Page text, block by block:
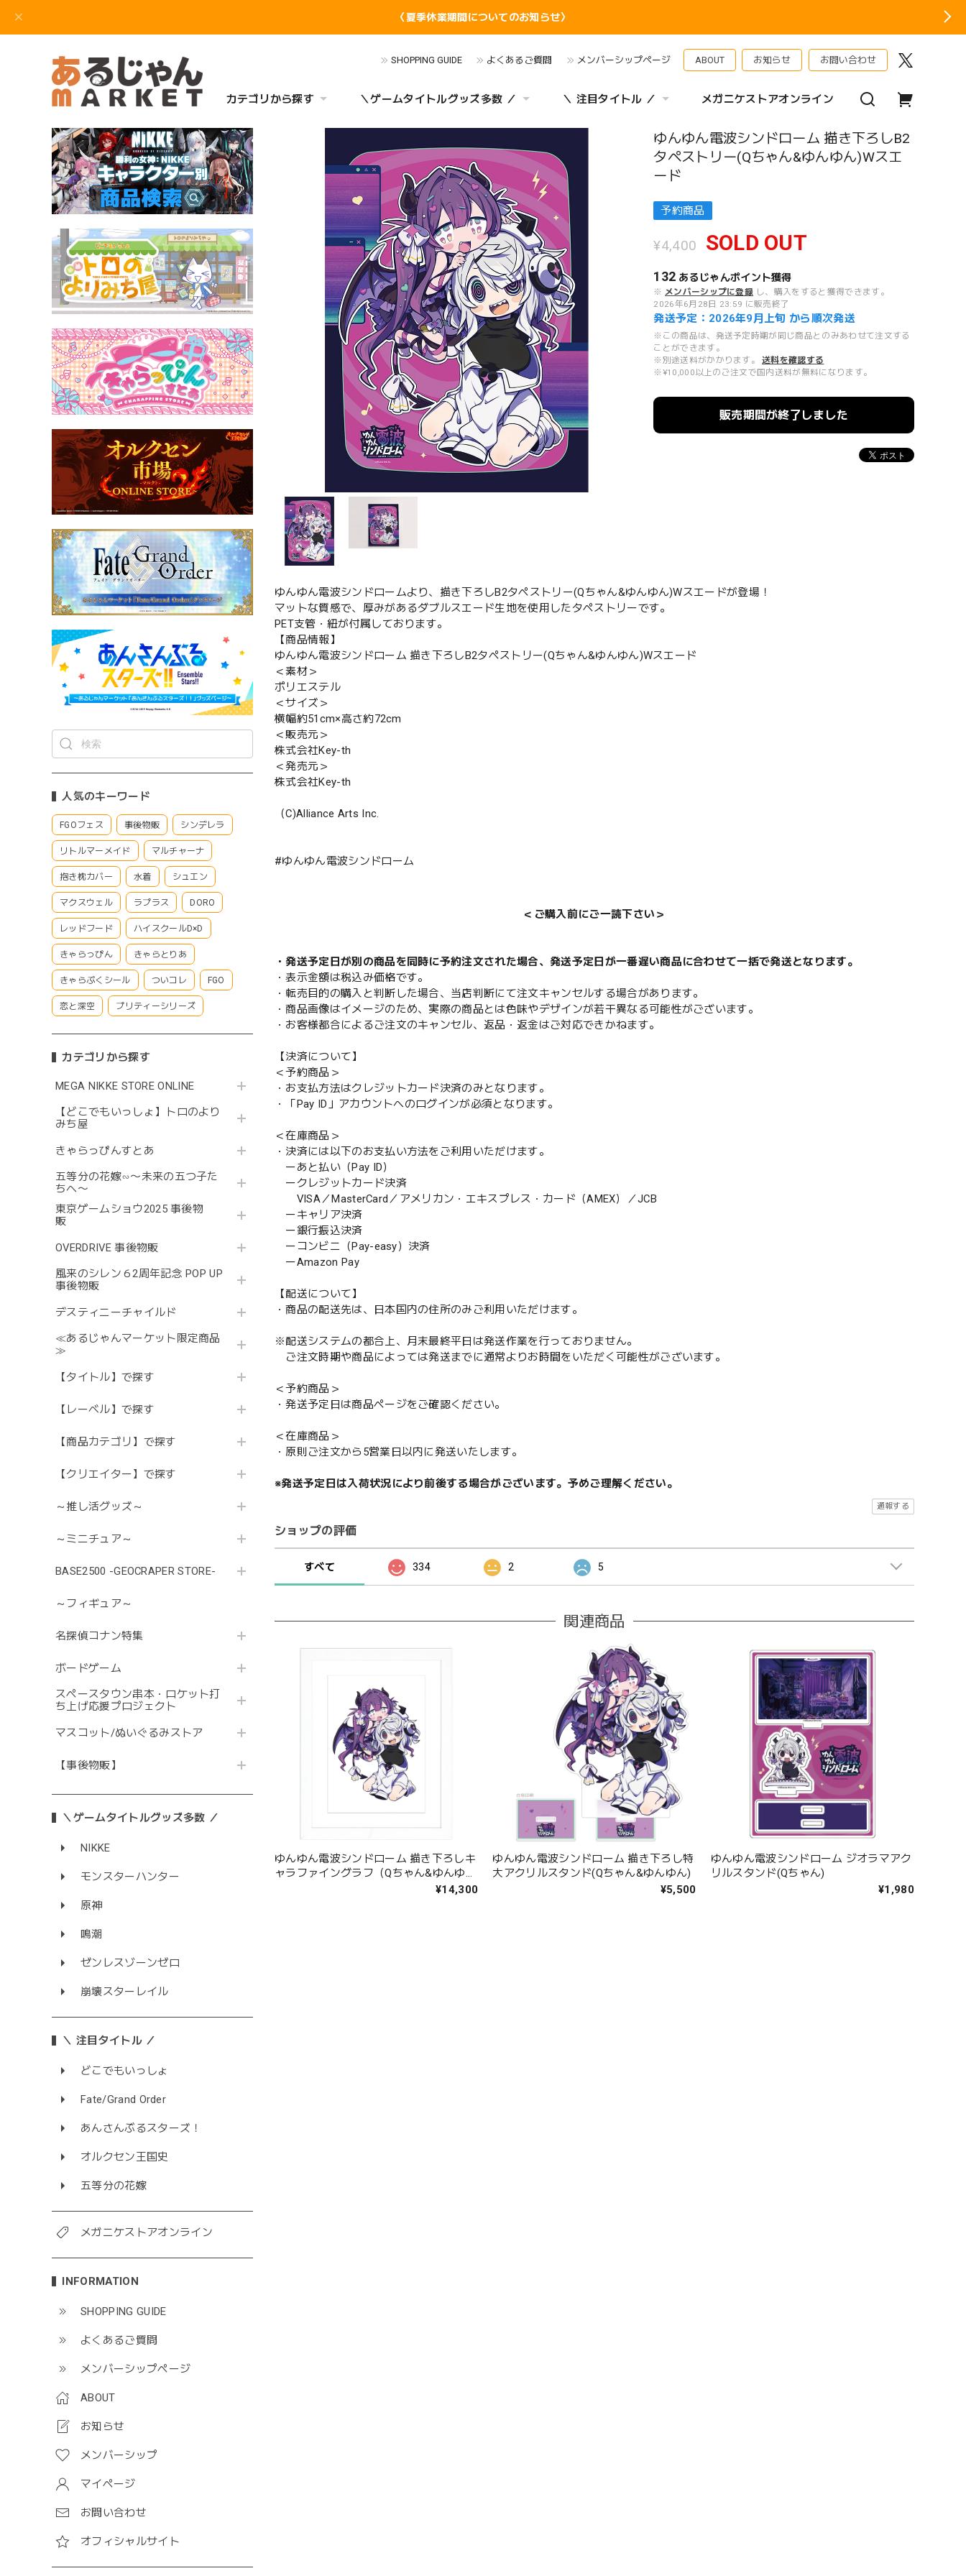
〈夏季休業期間についてのお知らせ〉
SHOPPING GUIDE よくあるご質問 メンバーシップページ ABOUT お知らせ お問い合わせ
カテゴリから探す ＼ゲームタイトルグッズ多数 ／ ＼ 注目タイトル ／ メガニケストアオンライン
人気のキーワード
FGOフェス 事後物販 シンデレラ
リトルマーメイド マルチャーナ
抱き枕カバー 水着 シュエン
マクスウェル ラプラス DORO
レッドフード ハイスクールD×D
きゃらっぴん きゃらとりあ
きゃらぷくシール ついコレ FGO
恋と深空 プリティーシリーズ
カテゴリから探す
MEGA NIKKE STORE ONLINE
【どこでもいっしょ】トロのより
みち屋
きゃらっぴんすとあ
五等分の花嫁∽〜未来の五つ子た
ちへ〜
東京ゲームショウ2025 事後物
販
OVERDRIVE 事後物販
風来のシレン６2周年記念 POP UP
事後物販
デスティニーチャイルド
≪あるじゃんマーケット限定商品
≫
【タイトル】で探す
【レーベル】で探す
【商品カテゴリ】で探す
【クリエイター】で探す
～推し活グッズ～
～ミニチュア～
BASE2500 -GEOCRAPER STORE-
～フィギュア～
名探偵コナン特集
ボードゲーム
スペースタウン串本・ロケット打
ち上げ応援プロジェクト
マスコット/ぬいぐるみストア
【事後物販】
＼ゲームタイトルグッズ多数 ／
NIKKE
モンスターハンター
原神
鳴潮
ゼンレスゾーンゼロ
崩壊スターレイル
＼ 注目タイトル ／
どこでもいっしょ
Fate/Grand Order
あんさんぶるスターズ！
オルクセン王国史
五等分の花嫁
メガニケストアオンライン
INFORMATION
SHOPPING GUIDE
よくあるご質問
メンバーシップページ
ABOUT
お知らせ
メンバーシップ
マイページ
お問い合わせ
オフィシャルサイト
ゆんゆん電波シンドローム 描き下ろしB2
タペストリー(Qちゃん&ゆんゆん)Wスエ
ード
予約商品
¥4,400 SOLD OUT
132 あるじゃんポイント獲得
※ メンバーシップに登録 し、購入をすると獲得できます。
2026年6月28日 23:59 に販売終了
発送予定：2026年9月上旬 から順次発送
※この商品は、発送予定時期が同じ商品とのみあわせて注文する
ことができます。
※別途送料がかかります。
送料を確認する
※¥10,000以上のご注文で国内送料が無料になります。
販売期間が終了しました
ゆんゆん電波シンドロームより、描き下ろしB2タペストリー(Qちゃん&ゆんゆん)Wスエードが登場！
マットな質感で、厚みがあるダブルスエード生地を使用したタペストリーです。
PET支管・紐が付属しております。
【商品情報】
ゆんゆん電波シンドローム 描き下ろしB2タペストリー(Qちゃん&ゆんゆん)Wスエード
＜素材＞
ポリエステル
＜サイズ＞
横幅約51cm×高さ約72cm
＜販売元＞
株式会社Key-th
＜発売元＞
株式会社Key-th
（C)Alliance Arts Inc.
#ゆんゆん電波シンドローム
＜ご購入前にご一読下さい＞
・発送予定日が別の商品を同時に予約注文された場合、発送予定日が一番遅い商品に合わせて一括で発送となります。
・表示金額は税込み価格です。
・転売目的の購入と判断した場合、当店判断にて注文キャンセルする場合があります。
・商品画像はイメージのため、実際の商品とは色味やデザインが若干異なる可能性がございます。
・お客様都合によるご注文のキャンセル、返品・返金はご対応できかねます。
【決済について】
＜予約商品＞
・お支払方法はクレジットカード決済のみとなります。
・「Pay ID」アカウントへのログインが必須となります。
＜在庫商品＞
・決済には以下のお支払い方法をご利用いただけます。
ーあと払い（Pay ID）
ークレジットカード決済
VISA／MasterCard／アメリカン・エキスプレス・カード（AMEX）／JCB
ーキャリア決済
ー銀行振込決済
ーコンビニ（Pay-easy）決済
ーAmazon Pay
【配送について】
・商品の配送先は、日本国内の住所のみご利用いただけます。
※配送システムの都合上、月末最終平日は発送作業を行っておりません。
ご注文時期や商品によっては発送までに通常よりお時間をいただく可能性がございます。
＜予約商品＞
・発送予定日は商品ページをご確認ください。
＜在庫商品＞
・原則ご注文から5営業日以内に発送いたします。
※発送予定日は入荷状況により前後する場合がございます。予めご理解ください。
通報する
ショップの評価
すべて 334 2 5
関連商品
ゆんゆん電波シンドローム 描き下ろしキ
ャラファイングラフ（Qちゃん&ゆんゆ
¥14,300
ゆんゆん電波シンドローム 描き下ろし特
大アクリルスタンド(Qちゃん&ゆんゆん)
¥5,500
ゆんゆん電波シンドローム ジオラマアク
リルスタンド(Qちゃん)
¥1,980